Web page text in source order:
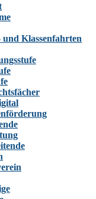
und Klassenfahrten